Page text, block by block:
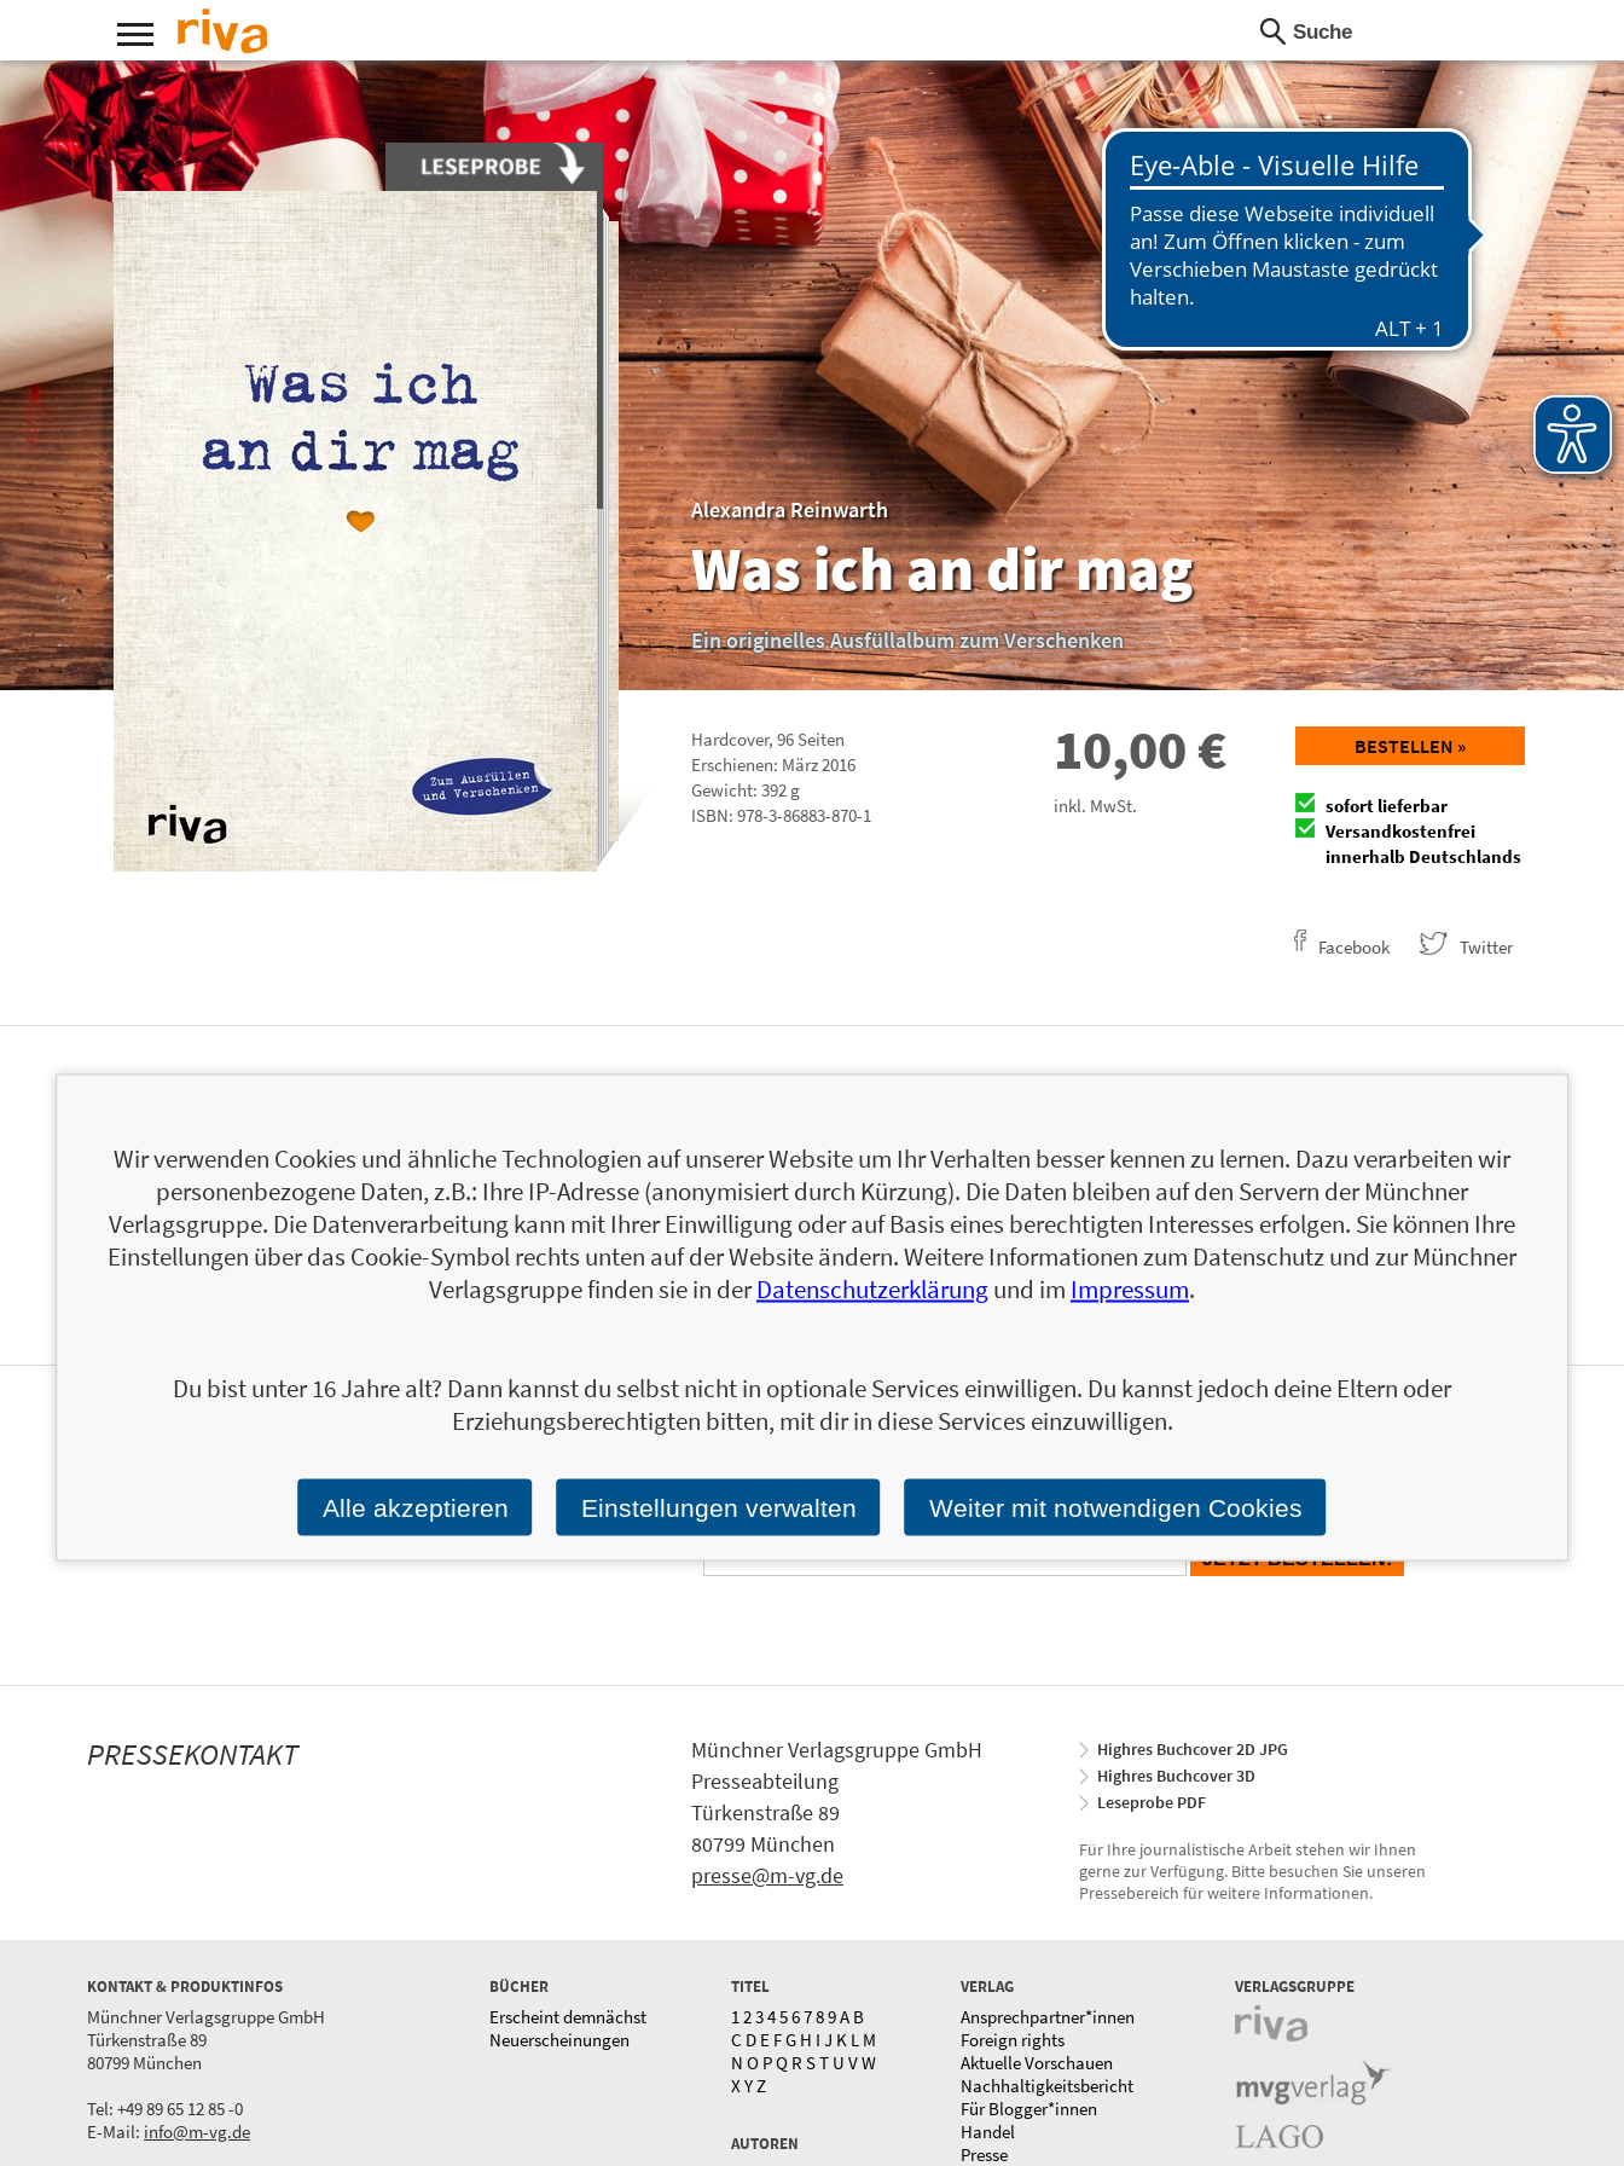
Alexandra Reinwarth
Was ich an dir mag
Ein originelles Ausfüllalbum zum Verschenken
Hardcover, 96 Seiten
Erschienen: März 2016
Gewicht: 392 g
ISBN: 978-3-86883-870-1
10,00€
inkl. MwSt.
BESTELLEN »
sofort lieferbar
Versandkostenfrei
innerhalb Deutschlands
Facebook Twitter
auch die aktuellenSPIEGEL-BestsellerAm Arsch vorbei geht auch ein Weg undDas Leben ist zu
kurz für später. Sie lebt mit ihrer Familie in Valencia, wo sie als Produzentin und Autorin tätig
ist.
Zum Profil von Alexandra Reinwarth
PRODUKTINFORMATIONEN
Ja, ich will über interessante Neuerscheinungen und ähnliche Produkte informiert werden.
Tragen Sie sich jetzt ein!
E-Mail-Adresse:
PRESSEKONTAKT
Münchner Verlagsgruppe GmbH
Presseabteilung
Türkenstraße 89
80799 München
presse@m-vg.de
Highres Buchcover 2D JPG
Highres Buchcover 3D
Leseprobe PDF
Für Ihre journalistische Arbeit stehen wir Ihnen
gerne zur Verfügung. Bitte besuchen Sie unseren
Pressebereich für weitere Informationen.
KONTAKT & PRODUKTINFOS
Münchner Verlagsgruppe GmbH
Türkenstraße 89
80799 München
Tel: +49 89 65 12 85 -0
E-Mail: info@m-vg.de
BÜCHER
Erscheint demnächst
Neuerscheinungen
TITEL
1 23456789A B
C D E FG H I J K L M
N O PQ R ST U VW
X Y Z
AUTOREN
VERLAG
Ansprechpartner*innen
Foreign rights
Aktuelle Vorschauen
Nachhaltigkeitsbericht
Für Blogger*innen
Handel
Presse
VERLAGSGRUPPE
Wir verwenden Cookies und ähnliche Technologien auf unserer Website um Ihr Verhalten besser kennen zu lernen. Dazu verarbeiten wir
personenbezogene Daten, z.B.: Ihre IP-Adresse (anonymisiert durch Kürzung). Die Daten bleiben auf den Servern der Münchner
Verlagsgruppe. Die Datenverarbeitung kann mit Ihrer Einwilligung oder auf Basis eines berechtigten Interesses erfolgen. Sie können Ihre
Einstellungen über das Cookie-Symbol rechts unten auf der Website ändern. Weitere Informationen zum Datenschutz und zur Münchner
Verlagsgruppe finden sie in derDatenschutzerklärungund im Impressum.
Du bist unter 16 Jahre alt? Dann kannst du selbst nicht in optionale Services einwilligen. Du kannst jedoch deine Eltern oder
Erziehungsberechtigten bitten, mit dir in diese Services einzuwilligen.
Alle akzeptieren Einstellungen verwalten Weiter mit notwendigen Cookies